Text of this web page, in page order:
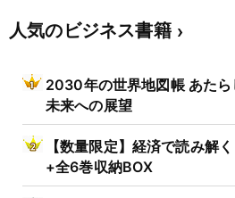
人気のビジネス書籍
2030年の世界地図帳 あたら
未来への展望
【数量限定】経済で読み解
+全6巻収納BOX